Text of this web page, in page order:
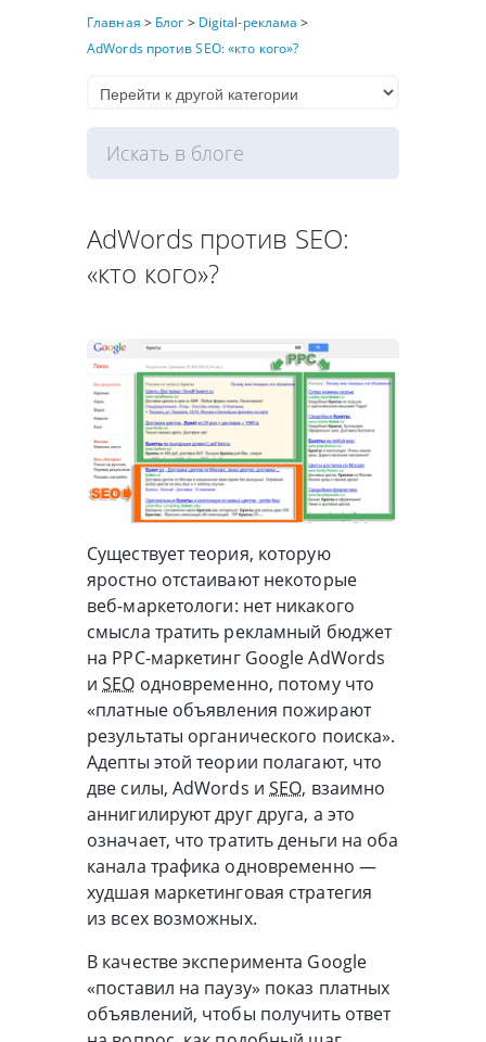
Главная > Блог > Digital-реклама >
AdWords против SEO: «кто кого»?
AdWords против SEO:
«кто кого»?
Существует теория, которую
яростно отстаивают некоторые
веб-маркетологи: нет никакого
смысла тратить рекламный бюджет
на PPC-маркетингGoogle AdWords
иSEO одновременно, потому что
«платные объявления пожирают
результаты органического поиска».
Адепты этой теории полагают, что
две силы, AdWords и SEO, взаимно
аннигилируют друг друга, а это
означает, что тратить деньги на оба
канала трафика одновременно —
худшая маркетинговая стратегия
из всех возможных.
В качестве эксперимента Google
«поставил на паузу» показ платных
объявлений, чтобы получить ответ